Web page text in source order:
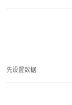
先设置数据